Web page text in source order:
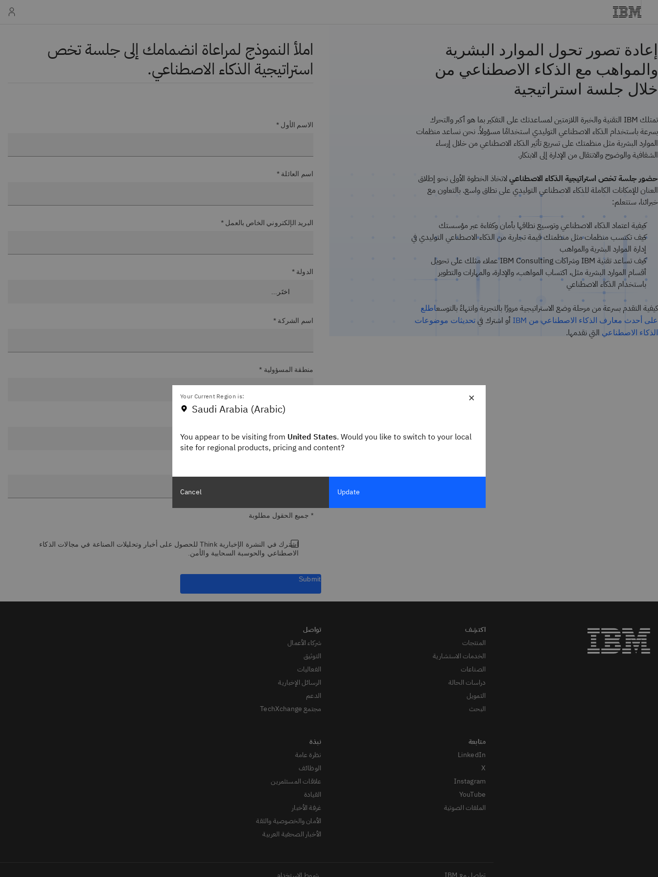
إعادة تصور تحول الموارد البشرية
والمواهب مع الذكاء الاصطناعي من
خلال جلسة استراتيجية
تمتلك IBM التقنية والخبرة اللازمتين لمساعدتك على التفكير بما هو أكبر والتحرك
بسرعة باستخدام الذكاء الاصطناعي التوليدي استخدامًا مسؤولاً. نحن نساعد منظمات
الموارد البشرية مثل منظمتك على تسريع تأثير الذكاء الاصطناعي من خلال إرساء
الشفافية والوضوح والانتقال من الإدارة إلى الابتكار.
حضور جلسة تخص استراتيجية الذكاء الاصطناعيلاتخاذ الخطوة الأولى نحو إطلاق
العنان للإمكانات الكاملة للذكاء الاصطناعي التوليدي على نطاق واسع. بالتعاون مع
خبرائنا، ستتعلم:
كيفية اعتماد الذكاء الاصطناعي وتوسيع نطاقها بأمان وكفاءة عبر مؤسستك
كيف تكتسب منظمات مثل منظمتك قيمة تجارية من الذكاء الاصطناعي التوليدي في
إدارة الموارد البشرية والمواهب
كيف تساعد تقنية IBM وشراكات IBM Consulting عملاء مثلك على تحويل
أقسام الموارد البشرية مثل، اكتساب المواهب، والإدارة، والمهارات والتطوير
باستخدام الذكاء الاصطناعي
كيفية التقدم بسرعة من مرحلة وضع الاستراتيجية مرورًا بالتجربة وانتهاءً بالتوسعاطلع
على أحدث معارف الذكاء الاصطناعي من IBM
أو اشترك في تحديثات موضوعات
الذكاء الاصطناعي التي نقدمها.
املأ النموذج لمراعاة انضمامك إلى جلسة تخص
استراتيجية الذكاء الاصطناعي.
الاسم الأول *
اسم العائلة *
البريد الإلكتروني الخاص بالعمل *
الدولة *
اسم الشركة *
منطقة المسؤولية *
* جميع الحقول مطلوبة
اشترك في النشرة الإخبارية Think للحصول على أخبار وتحليلات الصناعة في مجالات الذكاء
الاصطناعي والحوسبة السحابية والأمن.
Submit
المنتجات
الخدمات الاستشارية
الصناعات
دراسات الحالة
التمويل
البحث
LinkedIn
X
Instagram
YouTube
الملفات الصوتية
شركاء الأعمال
التوثيق
الفعاليات
الرسائل الإخبارية
الدعم
مجتمع TechXchange
نظرة عامة
الوظائف
علاقات المستثمرين
القيادة
غرفة الأخبار
الأمان والخصوصية والثقة
الأخبار الصحفية العربية
×
Your Current Region is:
Saudi Arabia (Arabic)
You appear to be visiting from United States. Would you like to switch to your local
site for regional products, pricing and content?
Cancel Update